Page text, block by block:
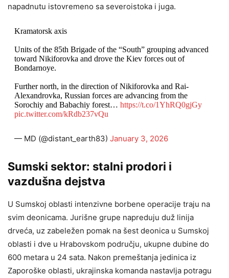
napadnutu istovremeno sa severoistoka i juga.
Kramatorsk axis
Units of the 85th Brigade of the “South” grouping advanced
toward Nikiforovka and drove the Kiev forces out of
Bondarnoye.
Further north, in the direction of Nikiforovka and Rai-
Alexandrovka, Russian forces are advancing from the
Sorochiy and Babachiy forest… https://t.co/1YhRQ0gjGy
pic.twitter.com/kRdb237vQu
— MD (@distant_earth83) January 3, 2026
Sumski sektor: stalni prodori i
vazdušna dejstva
U Sumskoj oblasti intenzivne borbene operacije traju na
svim deonicama. Jurišne grupe napreduju duž linija
drveća, uz zabeležen pomak na šest deonica u Sumskoj
oblasti i dve u Hrabovskom području, ukupne dubine do
600 metara u 24 sata. Nakon premeštanja jedinica iz
Zaporoške oblasti, ukrajinska komanda nastavlja potragu